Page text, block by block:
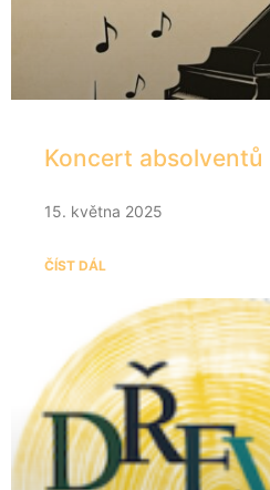
Koncert absolventů
15. května 2025
ČÍST DÁL